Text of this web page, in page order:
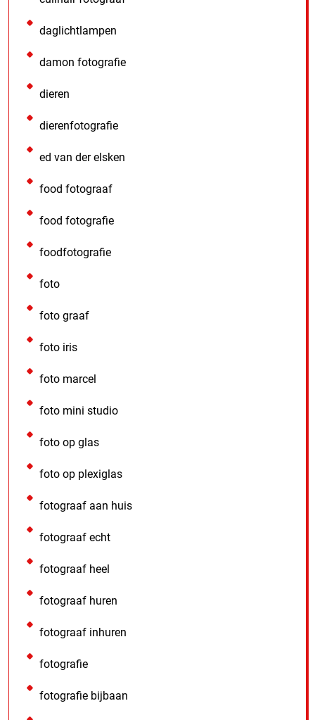
daglichtlampen
damon fotografie
dieren
dierenfotografie
ed van der elsken
food fotograaf
food fotografie
foodfotografie
foto
foto graaf
foto iris
foto marcel
foto mini studio
foto op glas
foto op plexiglas
fotograaf aan huis
fotograaf echt
fotograaf heel
fotograaf huren
fotograaf inhuren
fotografie
fotografie bijbaan